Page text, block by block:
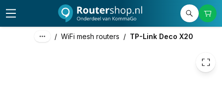
/ WiFi mesh routers / TP-Link Deco X20
€ 114,68